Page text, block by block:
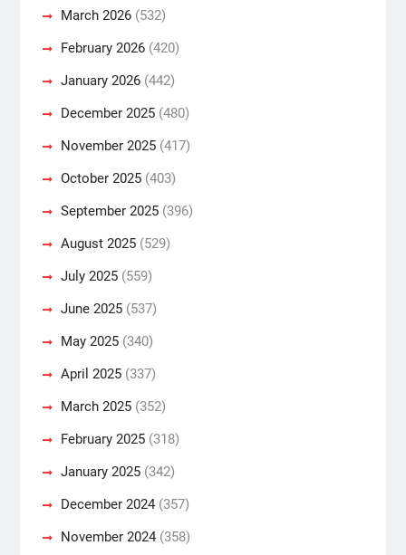
March 2026(532)
February 2026(420)
January 2026(442)
December 2025(480)
November 2025(417)
October 2025(403)
September 2025(396)
August 2025(529)
July 2025(559)
June 2025(537)
May 2025(340)
April 2025(337)
March 2025(352)
February 2025(318)
January 2025(342)
December 2024(357)
November 2024(358)